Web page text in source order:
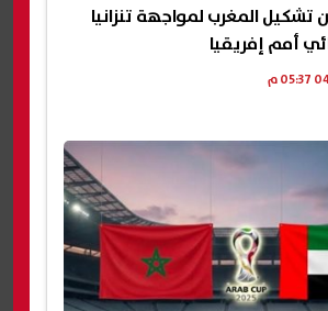
تشكيل المغرب لمواجهة تنزانيا
أمم إفريقيا